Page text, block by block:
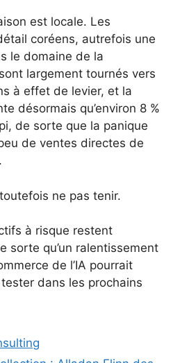
est locale. Les
coréens, autrefois une
le domaine de la
largement tournés vers
à effet de levier, et la
désormais qu’environ 8 %
de sorte que la panique
de ventes directes de
ne pas tenir.
à risque restent
sorte qu’un ralentissement
de l’IA pourrait
dans les prochains